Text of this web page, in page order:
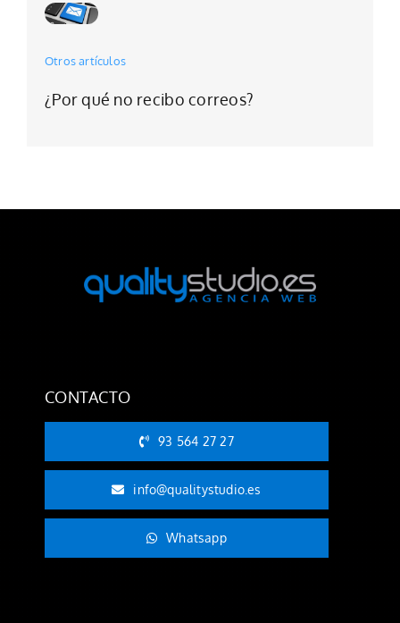
Otros artículos
¿Por qué no recibo correos?
CONTACTO
93 564 27 27
info@qualitystudio.es
Whatsapp